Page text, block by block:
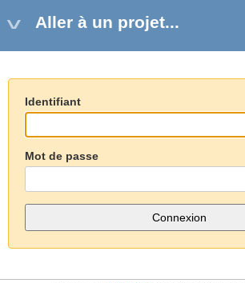
Aller à un projet...
Identifiant
Mot de passe